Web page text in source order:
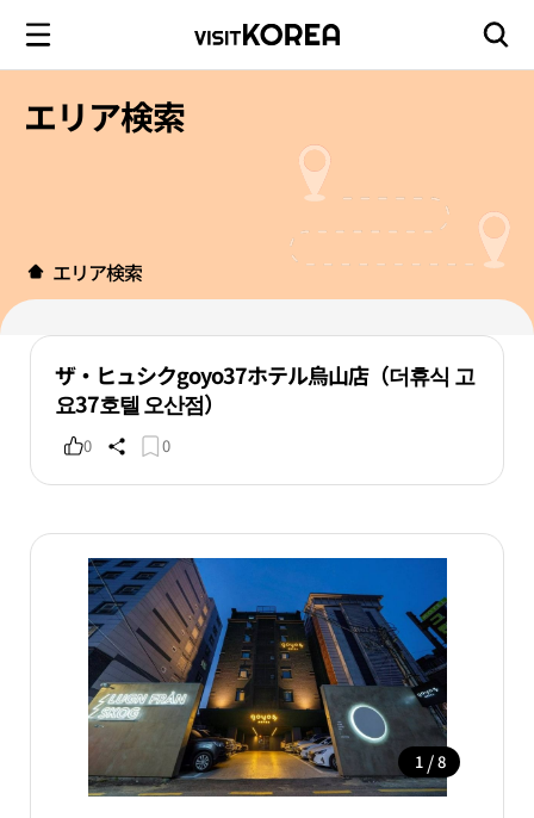
エリア検索
エリア検索
ザ・ヒュシクgoyo37ホテル烏山店（더휴식 고
요37호텔 오산점）
0 0
1 / 8